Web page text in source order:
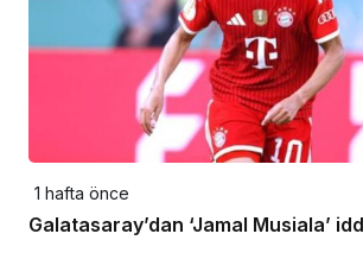
1 hafta önce
Galatasaray’dan ‘Jamal Musiala’